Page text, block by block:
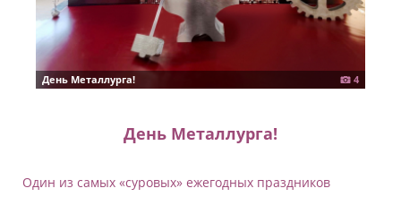
День Металлурга! 4
День Металлурга!
Один из самых «суровых» ежегодных праздников